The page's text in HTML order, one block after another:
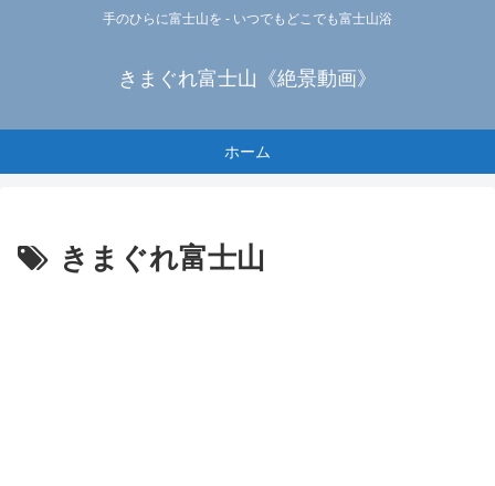
手のひらに富士山を - いつでもどこでも富士山浴
きまぐれ富士山《絶景動画》
ホーム
きまぐれ富士山